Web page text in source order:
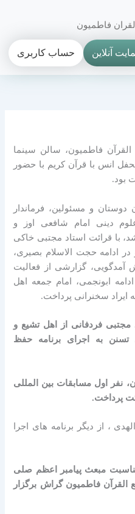
آنلاین حساب کاربری
فاطمیون، سالن سینما
انس با قرآن کریم با حضور
بود.
و مسئولین، فرماندار
دینی امام شافعی اوز و
با قرائت استاد مجتبی خاکی
در ادامه حجت الاسلام بصیری،
گزارشی از فعالیت
ابونجمی، امام جمعه اهل
سخنرانی پرداخت.
مجتبی فردفانی از اهل تشیع و
به اجرای برنامه حفظ
نفر اول مسابقات بین المللی
پرداخت.
، از دیگر برنامه های اجرا
مبعث پیامبر اعظم صلی
القرآن فاطمیون گراش برگزار